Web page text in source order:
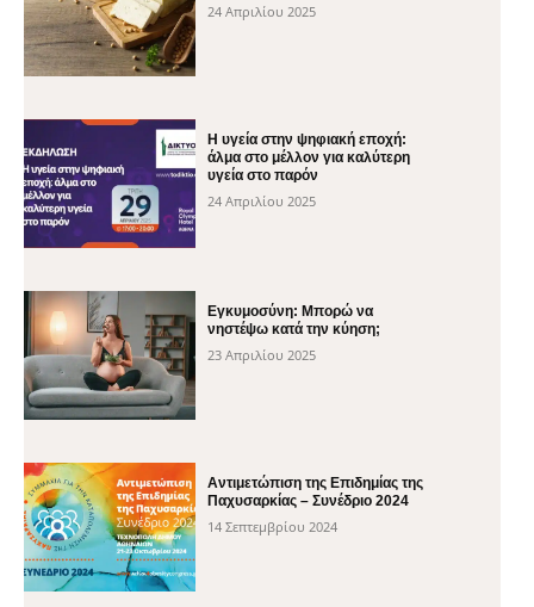
24 Απριλίου 2025
H υγεία στην ψηφιακή εποχή:
άλμα στο μέλλον για καλύτερη
υγεία στο παρόν
24 Απριλίου 2025
Εγκυμοσύνη: Μπορώ να
νηστέψω κατά την κύηση;
23 Απριλίου 2025
Αντιμετώπιση της Επιδημίας της
Παχυσαρκίας – Συνέδριο 2024
14 Σεπτεμβρίου 2024